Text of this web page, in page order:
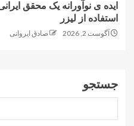
ایده ی نوآورانه یک محقق
استفاده از لیزر
آگوست 2, 2026 صادق ایروانی
جستجو